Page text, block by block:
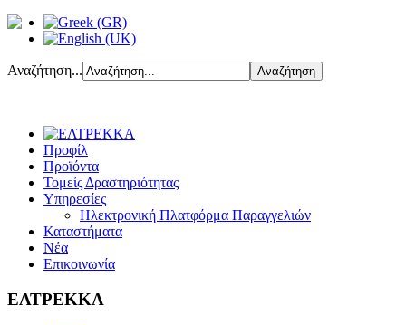
Αναζήτηση...
Προφίλ
Προϊόντα
Τομείς Δραστηριότητας
Υπηρεσίες
Ηλεκτρονική Πλατφόρμα Παραγγελιών
Καταστήματα
Νέα
Επικοινωνία
ΕΛΤΡΕΚΚΑ